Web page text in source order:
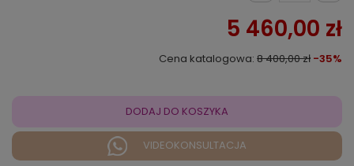
5 460,00 zł
Cena katalogowa: 8 400,00 zł -35%
DODAJ DO KOSZYKA
VIDEOKONSULTACJA